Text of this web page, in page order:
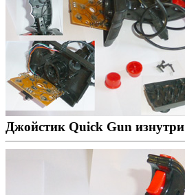
Джойстик Quick Gun изнутри